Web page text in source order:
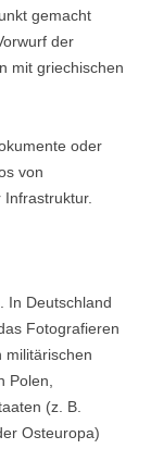
gemacht
der
mit griechischen
oder
von
Infrastruktur.
In Deutschland
Fotografieren
militärischen
Polen,
(z. B.
Osteuropa)